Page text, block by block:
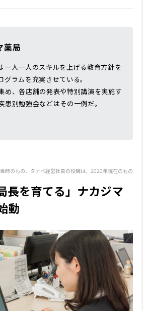
薬局
一人一人のスキルを上げる教育方針を
ラムを充実させている。
め、各店舗の発表や特別講演を実施す
患別勉強会などはその一例だ。
時のもの、タナベ経営社員の役職は、2020年現在のもの
長を育てる」ナカジマ
動